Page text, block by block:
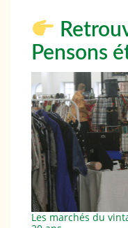
Pensons
Les marchés du